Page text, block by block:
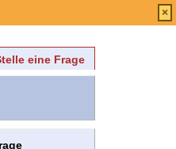
eine Frage
×